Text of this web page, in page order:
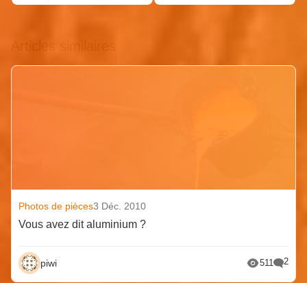
Photos de pièces3 Déc. 2010
Vous avez dit aluminium ?
piwi 511 2